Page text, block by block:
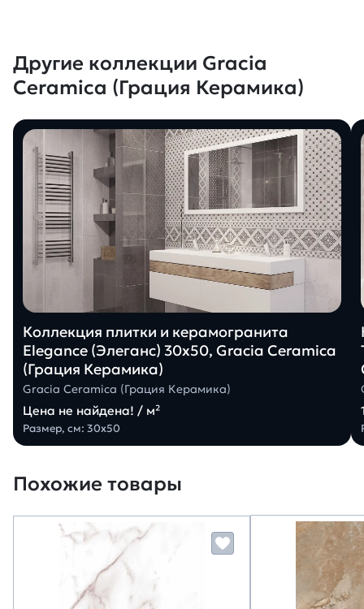
Другие коллекции Gracia
Ceramica (Грация Керамика)
Коллекция плитки и керамогранита
Elegance (Элеганс) 30х50, Gracia Ceramica
(Грация Керамика)
Gracia Ceramica (Грация Керамика)
Цена не найдена! / м²
Размер, см: 30х50
Похожие товары